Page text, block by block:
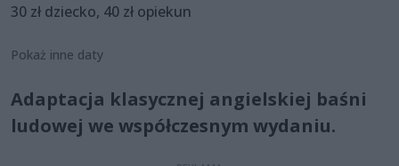
30 zł dziecko, 40 zł opiekun
Pokaż inne daty
Adaptacja klasycznej angielskiej baśni
ludowej we współczesnym wydaniu.